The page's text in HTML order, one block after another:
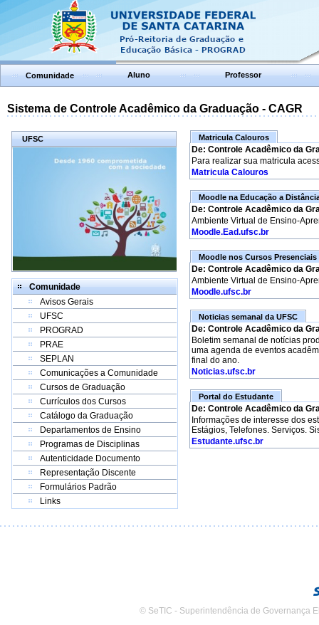
Comunidade Aluno Professor
Sistema de Controle Acadêmico da Graduação - CAGR
UFSC
Comunidade
Avisos Gerais
UFSC
PROGRAD
PRAE
SEPLAN
Comunicações a Comunidade
Cursos de Graduação
Currículos dos Cursos
Catálogo da Graduação
Departamentos de Ensino
Programas de Disciplinas
Autenticidade Documento
Representação Discente
Formulários Padrão
Links
Matricula Calouros
De: Controle Acadêmico da
Para realizar sua matricula
Matricula Calouros
Moodle na Educação a
De: Controle Acadêmico da
Ambiente Virtual de Ensino-
Moodle.Ead.ufsc.br
Moodle nos Cursos Presenciais
De: Controle Acadêmico da
Ambiente Virtual de Ensino-
Moodle.ufsc.br
Noticias semanal da UFSC
De: Controle Acadêmico da
Boletim semanal de notícias
uma agenda de eventos
final do ano.
Noticias.ufsc.br
Portal do Estudante
De: Controle Acadêmico da
Informações de interesse dos
Estágios, Telefones. Serviços.
Estudante.ufsc.br
© SeTIC - Superintendência de Governança